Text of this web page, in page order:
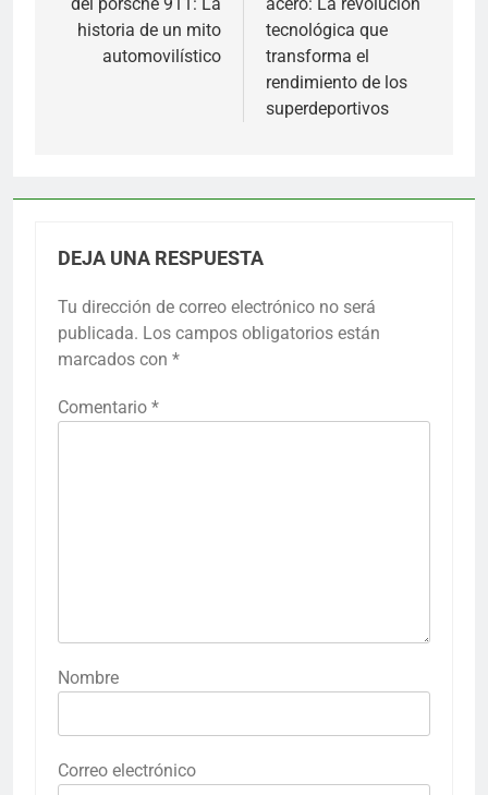
entradas
historia de un mito
automovilístico
tecnológica que
transforma el
rendimiento de los
superdeportivos
DEJA UNA RESPUESTA
Tu dirección de correo electrónico no será
publicada. Los campos obligatorios están
marcados con *
Comentario *
Nombre
Correo electrónico